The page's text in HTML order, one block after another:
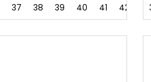
37 38 39 40 41 42